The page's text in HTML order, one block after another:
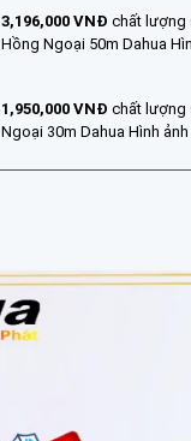
3,196,000 VNĐ chất lượng
Hồng Ngoại 50m Dahua
1,950,000 VNĐ chất lượng
Ngoại 30m Dahua Hình